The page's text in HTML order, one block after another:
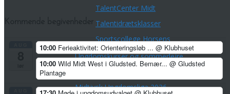
TalentCenter Midt
Talentidrætsklasser
Sportscollege Horsens
Ungdomskurser og sommerlejre
Midtjysk Ungdomsliga 2026
10:00 Ferieaktivitet: Orienteringsløb ... @ Klubhuset
10:00 Wild Midt West i Gludsted. Bemær... @ Gludsted
Plantage